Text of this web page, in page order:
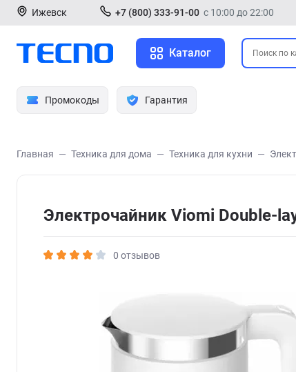
Ижевск +7 (800) 333-91-00 с 10:00 до 22:00
Каталог
Промокоды Гарантия
Главная Техника для дома Техника для кухни
Электрочайник Viomi Double-
0 отзывов